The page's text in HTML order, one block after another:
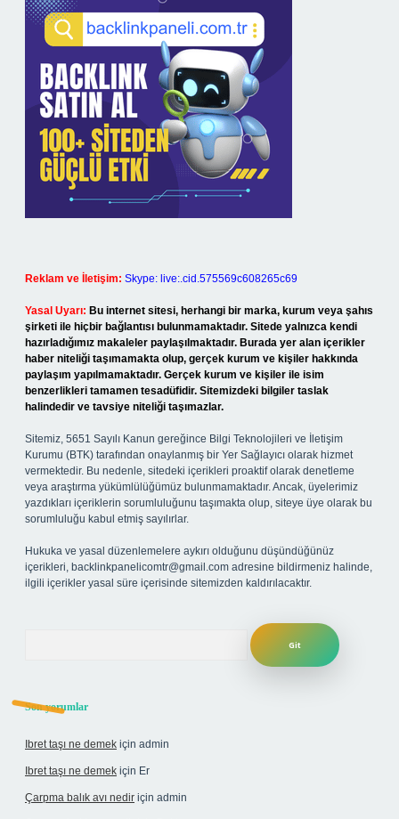
Reklam ve İletişim: Skype: live:.cid.575569c608265c69
Yasal Uyarı: Bu internet sitesi, herhangi bir marka, kurum veya şahıs
şirketi ile hiçbir bağlantısı bulunmamaktadır. Sitede yalnızca kendi
hazırladığımız makaleler paylaşılmaktadır. Burada yer alan içerikler
haber niteliği taşımamakta olup, gerçek kurum ve kişiler hakkında
paylaşım yapılmamaktadır. Gerçek kurum ve kişiler ile isim
benzerlikleri tamamen tesadüfidir. Sitemizdeki bilgiler taslak
halindedir ve tavsiye niteliği taşımazlar.
Sitemiz, 5651 Sayılı Kanun gereğince Bilgi Teknolojileri ve İletişim
Kurumu (BTK) tarafından onaylanmış bir Yer Sağlayıcı olarak hizmet
vermektedir. Bu nedenle, sitedeki içerikleri proaktif olarak denetleme
veya araştırma yükümlülüğümüz bulunmamaktadır. Ancak, üyelerimiz
yazdıkları içeriklerin sorumluluğunu taşımakta olup, siteye üye olarak bu
sorumluluğu kabul etmiş sayılırlar.
Hukuka ve yasal düzenlemelere aykırı olduğunu düşündüğünüz
içerikleri, backlinkpanelicomtr@gmail.com adresine bildirmeniz halinde,
ilgili içerikler yasal süre içerisinde sitemizden kaldırılacaktır.
Son yorumlar
Ibret taşı ne demek için admin
Ibret taşı ne demek için Er
Çarpma balık avı nedir için admin